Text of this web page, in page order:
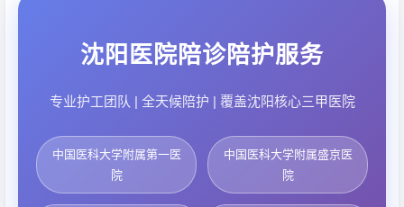
沈阳医院陪诊陪护服务
专业护工团队 | 全天候陪护 | 覆盖沈阳核心三甲医院
中国医科大学附属第一医
院
中国医科大学附属盛京医
院